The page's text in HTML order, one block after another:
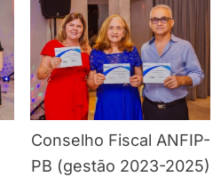
Conselho Fiscal ANFIP-
PB (gestão 2023-2025)